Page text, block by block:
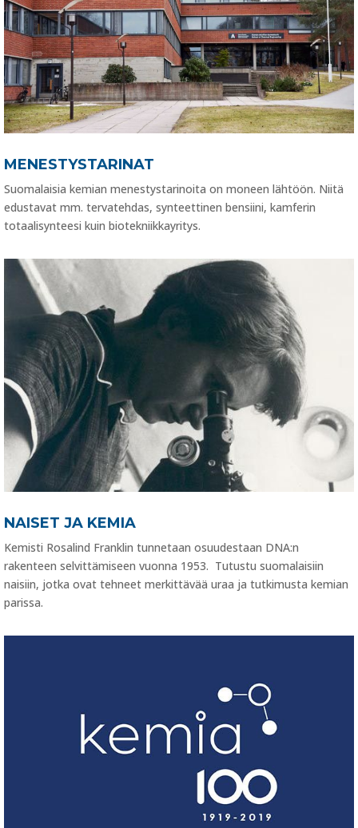
MENESTYSTARINAT
Suomalaisia kemian menestystarinoita on moneen lähtöön. Niitä
edustavat mm. tervatehdas, synteettinen bensiini, kamferin
totaalisynteesi kuin biotekniikkayritys.
NAISET JA KEMIA
Kemisti Rosalind Franklin tunnetaan osuudestaan DNA:n
rakenteen selvittämiseen vuonna 1953. Tutustu suomalaisiin
naisiin, jotka ovat tehneet merkittävää uraa ja tutkimusta kemian
parissa.